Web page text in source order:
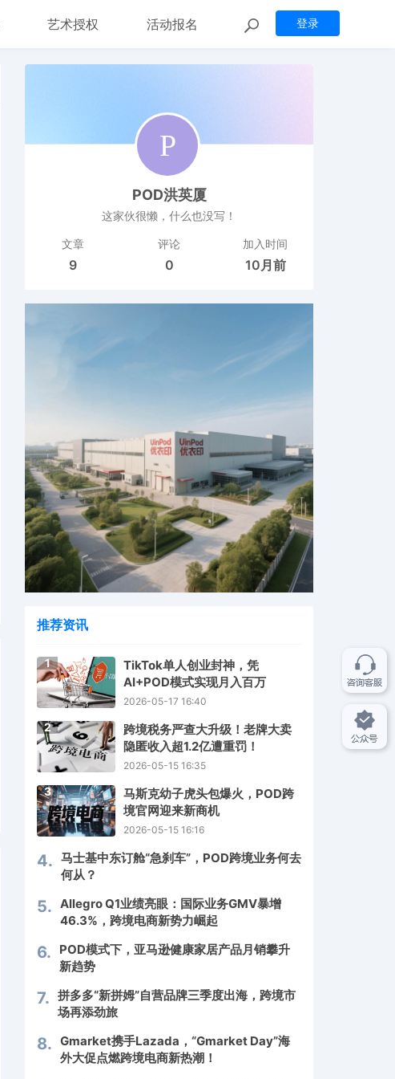
登录
艺术授权 活动报名
POD洪英厦
这家伙很懒，什么也没写！
文章
9
评论
0
加入时间
10月前
推荐资讯
1
TikTok单人创业封神，凭
AI+POD模式实现月入百万
2026-05-17 16:40
2
跨境税务严查大升级！老牌大卖
隐匿收入超1.2亿遭重罚！
2026-05-15 16:35
3
马斯克幼子虎头包爆火，POD跨
境官网迎来新商机
2026-05-15 16:16
4. 马士基中东订舱“急刹车”，POD跨境业务何去
何从？
5. Allegro Q1业绩亮眼：国际业务GMV暴增
46.3%，跨境电商新势力崛起
6.
POD模式下，亚马逊健康家居产品月销攀升
新趋势
7. 拼多多“新拼姆”自营品牌三季度出海，跨境市
场再添劲旅
8. Gmarket携手Lazada，“Gmarket Day”海
外大促点燃跨境电商新热潮！